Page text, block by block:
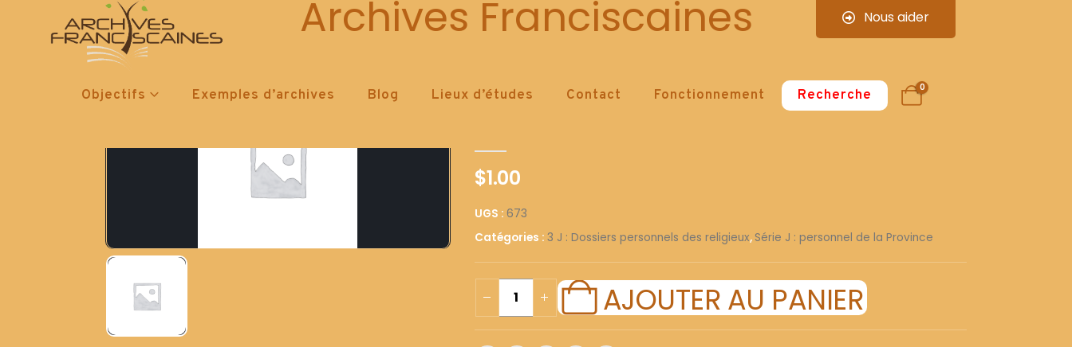
Archives Franciscaines Nous aider
Objectifs Exemples d’archives Blog Lieux d’études Contact Fonctionnement Recherche 0
673
$1.00
UGS : 673
Catégories : 3 J : Dossiers personnels des religieux, Série J : personnel de la Province
AJOUTER AU PANIER